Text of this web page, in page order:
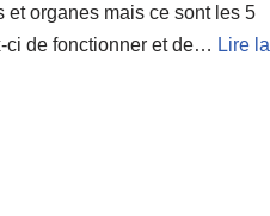
et organes mais ce sont les 5
ci de fonctionner et de… Lire la